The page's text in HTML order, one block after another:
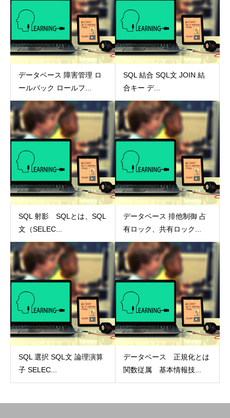
データベース 障害管理 ロ
ールバック ロールフ...
SQL 結合 SQL文 JOIN 結
合キー デ...
SQL 射影 SQLとは、SQL
文（SELEC...
データベース 排他制御 占
有ロック、共有ロック...
SQL 選択 SQL文 論理演算
子 SELEC...
データベース 正規化とは
関数従属 基本情報技...